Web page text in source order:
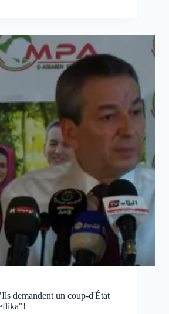
demandent un coup-d'État